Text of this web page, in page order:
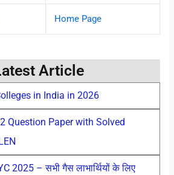
Home Page
Article
in India in 2026
Question Paper with Solved
2025 – सभी गैस लाभार्थियों के लिए